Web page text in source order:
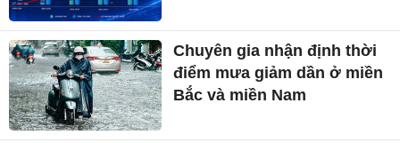
Chuyên gia nhận định thời
điểm mưa giảm dần ở miền
Bắc và miền Nam